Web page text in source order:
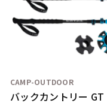
CAMP-OUTDOOR
バックカントリー GT